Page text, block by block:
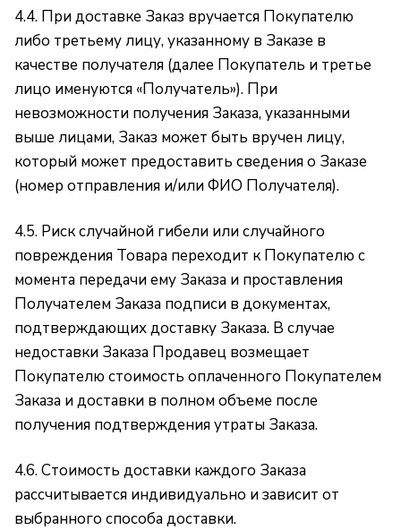
4.4. При доставке Заказ вручается Покупателю
либо третьему лицу, указанному в Заказе в
качестве получателя (далее Покупатель и третье
лицо именуются «Получатель»). При
невозможности получения Заказа, указанными
выше лицами, Заказ может быть вручен лицу,
который может предоставить сведения о Заказе
(номер отправления и/или ФИО Получателя).
4.5. Риск случайной гибели или случайного
повреждения Товара переходит к Покупателю с
момента передачи ему Заказа и проставления
Получателем Заказа подписи в документах,
подтверждающих доставку Заказа. В случае
недоставки Заказа Продавец возмещает
Покупателю стоимость оплаченного Покупателем
Заказа и доставки в полном объеме после
получения подтверждения утраты Заказа.
4.6. Стоимость доставки каждого Заказа
рассчитывается индивидуально и зависит от
выбранного способа доставки.